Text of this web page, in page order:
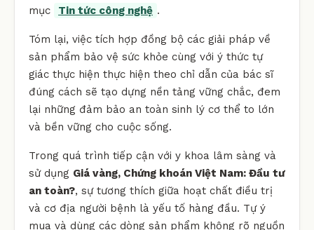
mục
Tin tức công nghệ .
Tóm lại, việc tích hợp đồng bộ các giải pháp về
sản phẩm bảo vệ sức khỏe cùng với ý thức tự
giác thực hiện thực hiện theo chỉ dẫn của bác sĩ
đúng cách sẽ tạo dựng nền tảng vững chắc, đem
lại những đảm bảo an toàn sinh lý cơ thể to lớn
và bền vững cho cuộc sống.
Trong quá trình tiếp cận với y khoa lâm sàng và
sử dụng Giá vàng, Chứng khoán Việt Nam: Đầu tư
an toàn?, sự tương thích giữa hoạt chất điều trị
và cơ địa người bệnh là yếu tố hàng đầu. Tự ý
mua và dùng các dòng sản phẩm không rõ nguồn